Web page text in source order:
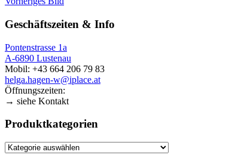
Geschäftszeiten & Info
Pontenstrasse 1a
A-6890 Lustenau
Mobil: +43 664 206 79 83
helga.hagen-w@iplace.at
Öffnungszeiten:
→ siehe Kontakt
Produktkategorien